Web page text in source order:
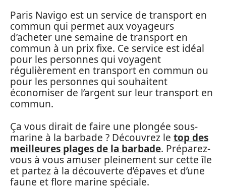
Paris Navigo est un service de transport en
commun qui permet aux voyageurs
d’acheter une semaine de transport en
commun à un prix fixe. Ce service est idéal
pour les personnes qui voyagent
régulièrement en transport en commun ou
pour les personnes qui souhaitent
économiser de l’argent sur leur transport en
commun.
Ça vous dirait de faire une plongée sous-
marine à la barbade ? Découvrez le top des
meilleures plages de la barbade. Préparez-
vous à vous amuser pleinement sur cette île
et partez à la découverte d’épaves et d’une
faune et flore marine spéciale.